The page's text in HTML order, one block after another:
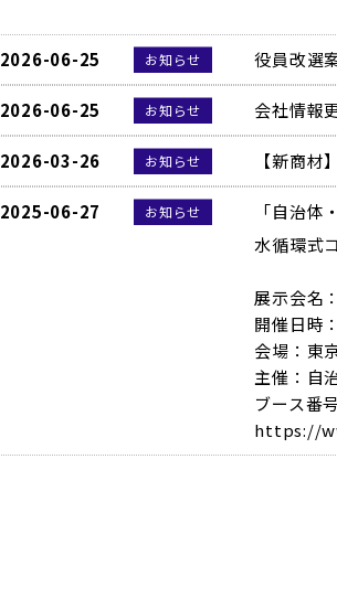
2026-06-25 お知らせ 役員改選
2026-06-25 お知らせ 会社情報
2026-03-26 お知らせ 【新商
2025-06-27 お知らせ
「自治
水循環式
展示会名
開催日時
会場：東
主催：自
ブース番
https://